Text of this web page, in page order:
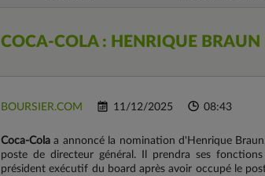
COCA-COLA: HENRIQUE BRAUN
BOURSIER.COM 11/12/2025 08:43
Coca-Cola a annoncé la nomination d'Henrique
poste de directeur général. Il prendra ses
président exécutif du board après avoir occupé le